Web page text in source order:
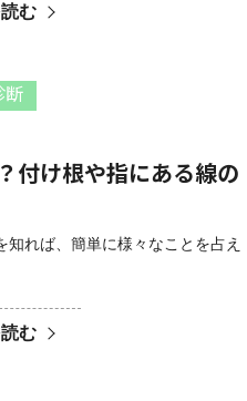
む
断
付け根や指にある線の
れば、簡単に様々なことを占え
む